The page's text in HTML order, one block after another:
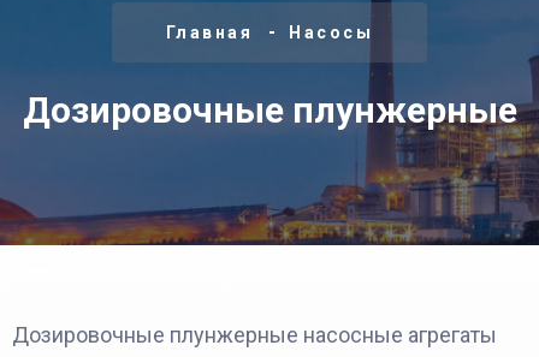
Главная Насосы
Дозировочные плунжерные
Дозировочные плунжерные насосные агрегаты